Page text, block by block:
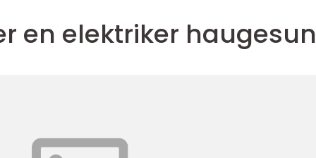
en elektriker